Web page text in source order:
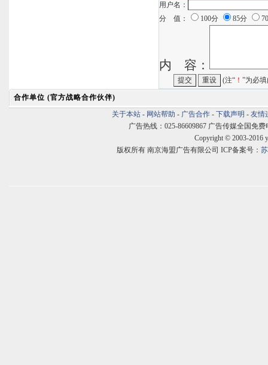
用户名：
分 值：
100分 85分
内 容：
(注“ ！ ”为必
合作单位 (官方战略合作伙伴)
关于本站 - 网站帮助 - 广告合作 - 下载声明 - 友情
广告热线：025-86609867 广告传媒全国免费
Copyright © 2003-2016
版权所有 南京海盟广告有限公司 ICP备案号：